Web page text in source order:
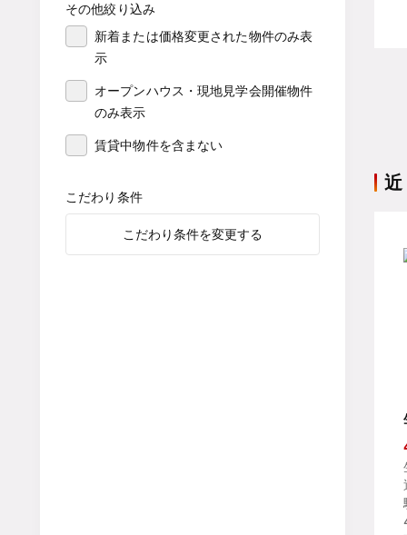
その他絞り込み
新着または価格変更された物件のみ表
示
オープンハウス・現地見学会開催物件
のみ表示
賃貸中物件を含まない
こだわり条件
こだわり条件を変更する